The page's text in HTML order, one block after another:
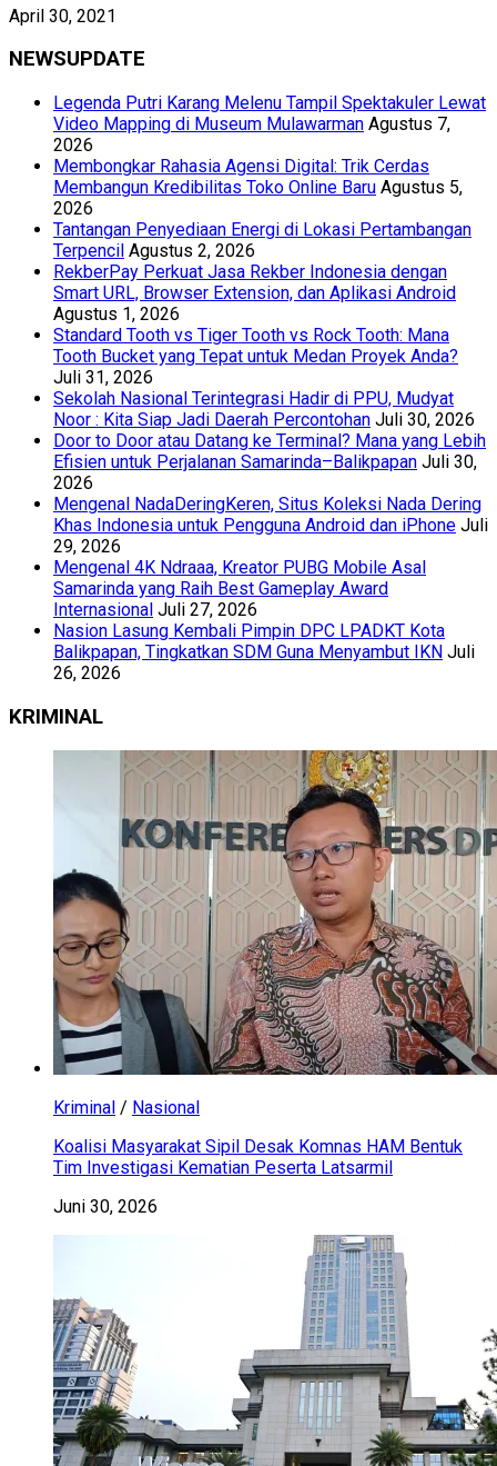
April 30, 2021
NEWSUPDATE
Legenda Putri Karang Melenu Tampil Spektakuler Lewat
Video Mapping di Museum Mulawarman Agustus 7,
2026
Membongkar Rahasia Agensi Digital: Trik Cerdas
Membangun Kredibilitas Toko Online Baru Agustus 5,
2026
Tantangan Penyediaan Energi di Lokasi Pertambangan
Terpencil Agustus 2, 2026
RekberPay Perkuat Jasa Rekber Indonesia dengan
Smart URL, Browser Extension, dan Aplikasi Android
Agustus 1, 2026
Standard Tooth vs Tiger Tooth vs Rock Tooth: Mana
Tooth Bucket yang Tepat untuk Medan Proyek Anda?
Juli 31, 2026
Sekolah Nasional Terintegrasi Hadir di PPU, Mudyat
Noor : Kita Siap Jadi Daerah Percontohan Juli 30, 2026
Door to Door atau Datang ke Terminal? Mana yang Lebih
Efisien untuk Perjalanan Samarinda–Balikpapan Juli 30,
2026
Mengenal NadaDeringKeren, Situs Koleksi Nada Dering
Khas Indonesia untuk Pengguna Android dan iPhone Juli
29, 2026
Mengenal 4K Ndraaa, Kreator PUBG Mobile Asal
Samarinda yang Raih Best Gameplay Award
Internasional Juli 27, 2026
Nasion Lasung Kembali Pimpin DPC LPADKT Kota
Balikpapan, Tingkatkan SDM Guna Menyambut IKN Juli
26, 2026
KRIMINAL
Kriminal / Nasional
Koalisi Masyarakat Sipil Desak Komnas HAM Bentuk
Tim Investigasi Kematian Peserta Latsarmil
Juni 30, 2026